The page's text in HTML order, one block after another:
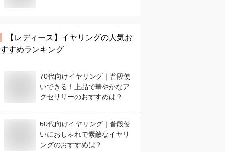
【レディース】 イヤリングの人気お
すすめランキング
70代向けイヤリング｜普段使
いできる！上品で華やかなア
クセサリーのおすすめは？
60代向けイヤリング｜普段使
いにおしゃれで素敵なイヤリ
ングのおすすめは？